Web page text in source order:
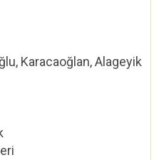
Karacaoğlan, Alageyik